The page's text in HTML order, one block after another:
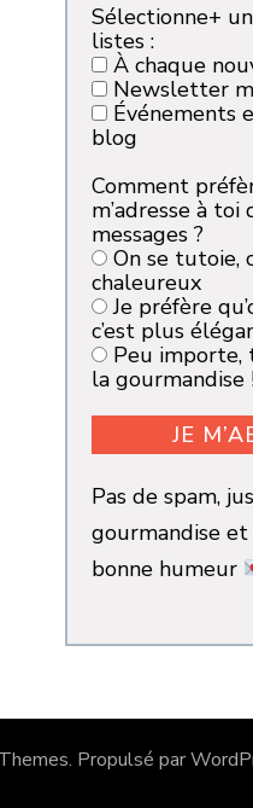
Sélectionne+
listes :
À chaque
Newsletter
Événements
blog
Comment
m’adresse à toi
messages ?
On se tutoie,
chaleureux
Je préfère
c’est plus
la gourmandise
Pas de spam,
gourmandise
bonne humeur
. Propulsé par